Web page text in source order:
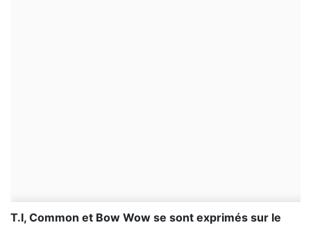
T.I, Common et Bow Wow se sont exprimés sur le